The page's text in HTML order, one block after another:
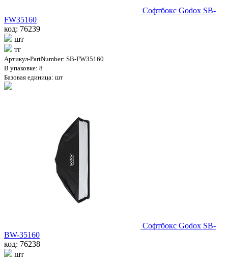
Софтбокс Godox SB-
FW35160
код: 76239
шт
тг
Артикул-PartNumber: SB-FW35160
В упаковке: 8
Базовая единица: шт
Софтбокс Godox SB-
BW-35160
код: 76238
шт